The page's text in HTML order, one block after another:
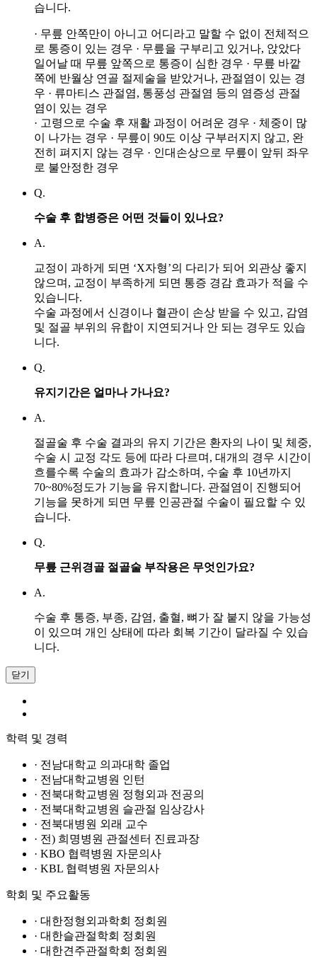
습니다.
· 무릎 안쪽만이 아니고 어디라고 말할 수 없이 전체적으
로 통증이 있는 경우 · 무릎을 구부리고 있거나, 앉았다
일어날 때 무릎 앞쪽으로 통증이 심한 경우 · 무릎 바깥
쪽에 반월상 연골 절제술을 받았거나, 관절염이 있는 경
우 · 류마티스 관절염, 통풍성 관절염 등의 염증성 관절
염이 있는 경우
· 고령으로 수술 후 재활 과정이 어려운 경우 · 체중이 많
이 나가는 경우 · 무릎이 90도 이상 구부러지지 않고, 완
전히 펴지지 않는 경우 · 인대손상으로 무릎이 앞뒤 좌우
로 불안정한 경우
Q.
수술 후 합병증은 어떤 것들이 있나요?
A.
교정이 과하게 되면 ‘X자형’의 다리가 되어 외관상 좋지
않으며, 교정이 부족하게 되면 통증 경감 효과가 적을 수
있습니다.
수술 과정에서 신경이나 혈관이 손상 받을 수 있고, 감염
및 절골 부위의 유합이 지연되거나 안 되는 경우도 있습
니다.
Q.
유지기간은 얼마나 가나요?
A.
절골술 후 수술 결과의 유지 기간은 환자의 나이 및 체중,
수술 시 교정 각도 등에 따라 다르며, 대개의 경우 시간이
흐를수록 수술의 효과가 감소하며, 수술 후 10년까지
70~80%정도가 기능을 유지합니다. 관절염이 진행되어
기능을 못하게 되면 무릎 인공관절 수술이 필요할 수 있
습니다.
Q.
무릎 근위경골 절골술 부작용은 무엇인가요?
A.
수술 후 통증, 부종, 감염, 출혈, 뼈가 잘 붙지 않을 가능성
이 있으며 개인 상태에 따라 회복 기간이 달라질 수 있습
니다.
닫기
학력 및 경력
· 전남대학교 의과대학 졸업
· 전남대학교병원 인턴
· 전북대학교병원 정형외과 전공의
· 전북대학교병원 슬관절 임상강사
· 전북대병원 외래 교수
· 전) 희명병원 관절센터 진료과장
· KBO 협력병원 자문의사
· KBL 협력병원 자문의사
학회 및 주요활동
· 대한정형외과학회 정회원
· 대한슬관절학회 정회원
· 대한견주관절학회 정회원